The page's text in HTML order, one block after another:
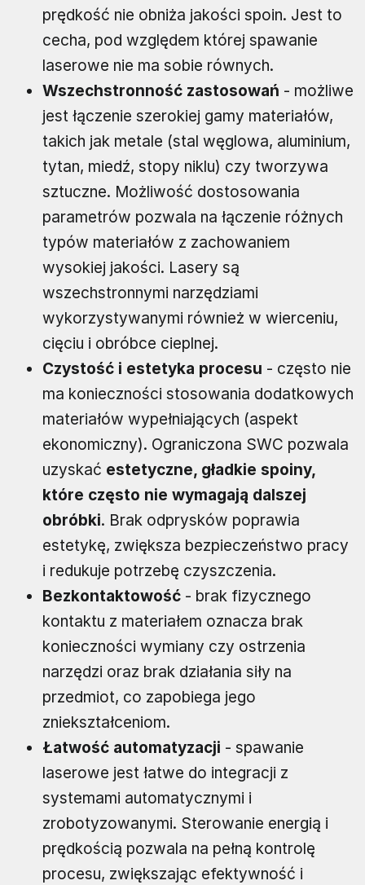
prędkość nie obniża jakości spoin. Jest to
cecha, pod względem której spawanie
laserowe nie ma sobie równych.
Wszechstronność zastosowań - możliwe
jest łączenie szerokiej gamy materiałów,
takich jak metale (stal węglowa, aluminium,
tytan, miedź, stopy niklu) czy tworzywa
sztuczne. Możliwość dostosowania
parametrów pozwala na łączenie różnych
typów materiałów z zachowaniem
wysokiej jakości. Lasery są
wszechstronnymi narzędziami
wykorzystywanymi również w wierceniu,
cięciu i obróbce cieplnej.
Czystość i estetyka procesu - często nie
ma konieczności stosowania dodatkowych
materiałów wypełniających (aspekt
ekonomiczny). Ograniczona SWC pozwala
uzyskać estetyczne, gładkie spoiny,
które często nie wymagają dalszej
obróbki. Brak odprysków poprawia
estetykę, zwiększa bezpieczeństwo pracy
i redukuje potrzebę czyszczenia.
Bezkontaktowość - brak fizycznego
kontaktu z materiałem oznacza brak
konieczności wymiany czy ostrzenia
narzędzi oraz brak działania siły na
przedmiot, co zapobiega jego
zniekształceniom.
Łatwość automatyzacji - spawanie
laserowe jest łatwe do integracji z
systemami automatycznymi i
zrobotyzowanymi. Sterowanie energią i
prędkością pozwala na pełną kontrolę
procesu, zwiększając efektywność i